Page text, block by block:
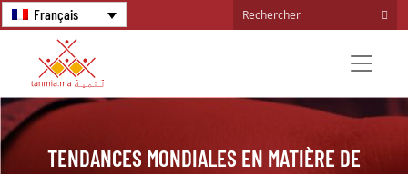
Français
TENDANCES MONDIALES EN MATIÈRE DE